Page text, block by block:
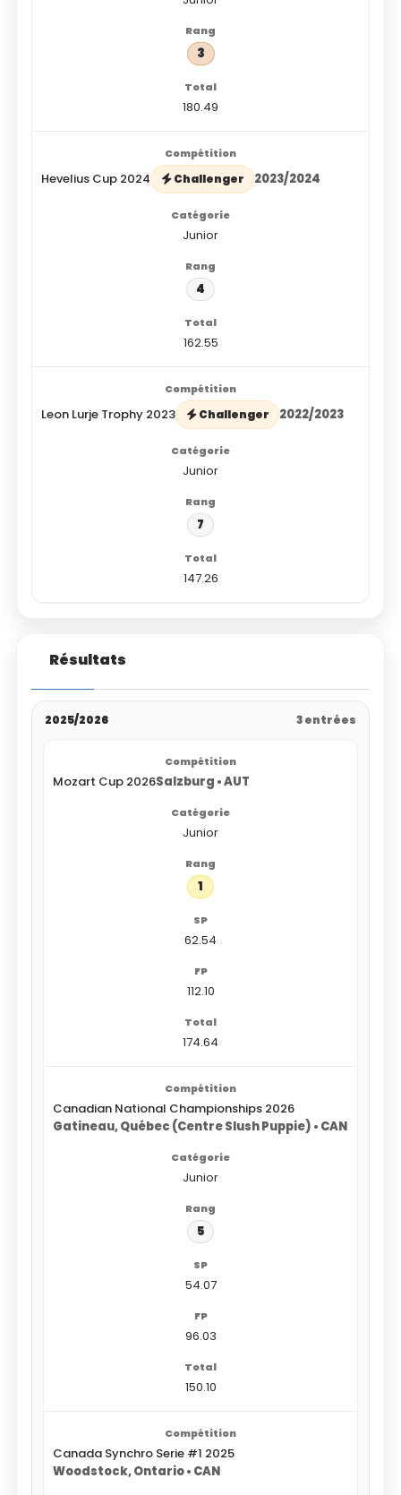
3
180.49
Hevelius Cup 2024 Challenger 2023/2024
Junior
4
162.55
Leon Lurje Trophy 2023 Challenger 2022/2023
Junior
7
147.26
Résultats
2025/2026 3 entrées
Mozart Cup 2026Salzburg • AUT
Junior
1
62.54
112.10
174.64
Canadian National Championships 2026
Gatineau, Québec (Centre Slush Puppie) • CAN
Junior
5
54.07
96.03
150.10
Canada Synchro Serie #1 2025
Woodstock, Ontario • CAN